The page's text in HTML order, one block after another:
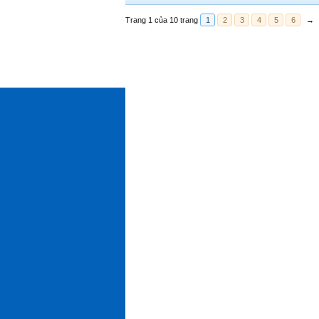
Trang 1 của 10 trang 1 2 3 4 5 6 →